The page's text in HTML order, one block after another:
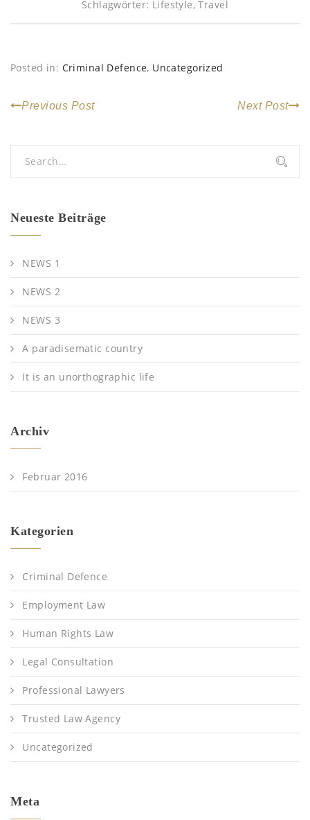
Schlagwörter: Lifestyle,Travel
Posted in: Criminal Defence, Uncategorized
Previous Post Next Post
Neueste Beiträge
NEWS 1
NEWS 2
NEWS 3
A paradisematic country
It is an unorthographic life
Archiv
Februar 2016
Kategorien
Criminal Defence
Employment Law
Human Rights Law
Legal Consultation
Professional Lawyers
Trusted Law Agency
Uncategorized
Meta